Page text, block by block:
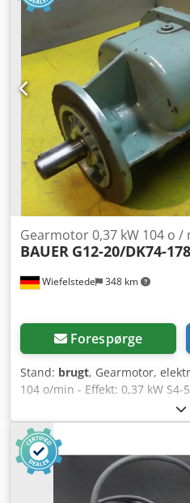
Wiefelstede 348 km
Gearmotor 0,37 kW 104 o /
BAUER G12-20/DK74-
Forespørge
Stand: brugt, Gearmotor,
104 o/min - Effekt: 0,37 kW S4-
Bygningsform: B5 -
- Beskyttelsesklasse: IP 65
stk. - Antal: 9 stk. tilgængelige -
530/205/H200 mm - Vægt: 22 kg